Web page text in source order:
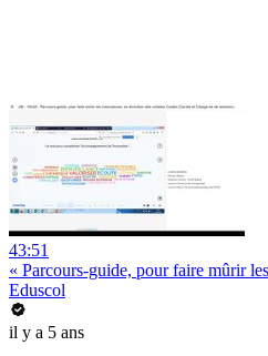
43:51
« Parcours-guide, pour faire mûrir
Eduscol
il y a 5 ans